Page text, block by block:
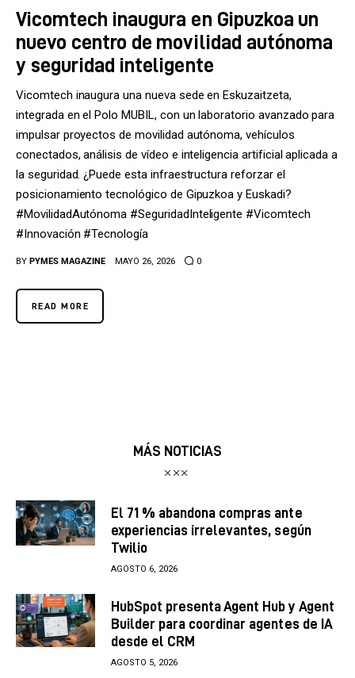
Directorio
Vicomtech inaugura en Gipuzkoa un
nuevo centro de movilidad autónoma
y seguridad inteligente
Vicomtech inaugura una nueva sede en Eskuzaitzeta,
integrada en el Polo MUBIL, con un laboratorio avanzado para
impulsar proyectos de movilidad autónoma, vehículos
conectados, análisis de vídeo e inteligencia artificial aplicada a
la seguridad. ¿Puede esta infraestructura reforzar el
posicionamiento tecnológico de Gipuzkoa y Euskadi?
#MovilidadAutónoma #SeguridadInteligente #Vicomtech
#Innovación #Tecnología
BY PYMES MAGAZINE MAYO 26, 2026 0
READ MORE
MÁS NOTICIAS
El 71 % abandona compras ante
experiencias irrelevantes, según
Twilio
AGOSTO 6, 2026
HubSpot presenta Agent Hub y Agent
Builder para coordinar agentes de IA
desde el CRM
AGOSTO 5, 2026